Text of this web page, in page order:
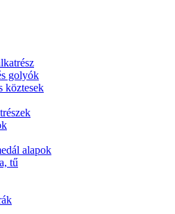
golyók
köztesek
alapok
tű